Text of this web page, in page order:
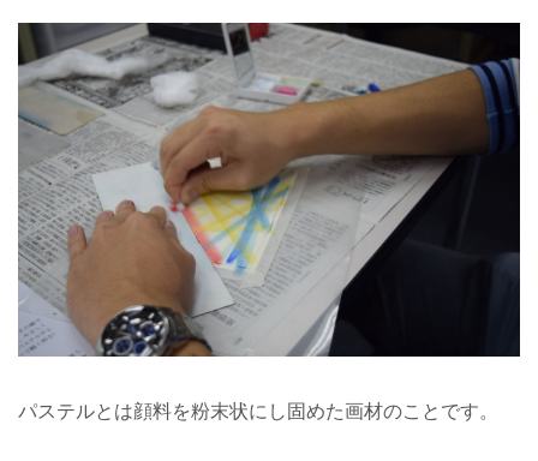
パステルとは顔料を粉末状にし固めた画材のことです。